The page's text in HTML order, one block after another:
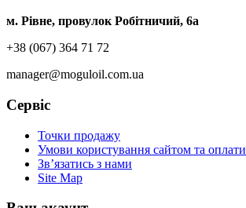
м. Рівне, провулок Робітничий, 6а
+38 (067) 364 71 72
manager@moguloil.com.ua
Сервіс
Точки продажу
Умови користування сайтом та оплати
Зв’язатись з нами
Site Map